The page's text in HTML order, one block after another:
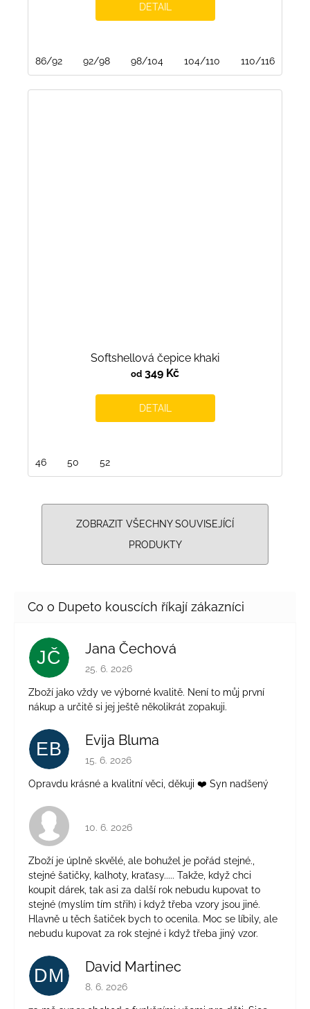
DETAIL
86/92 92/98 98/104 104/110 110/116
Softshellová čepice khaki
od 349 Kč
DETAIL
46 50 52
ZOBRAZIT VŠECHNY SOUVISEJÍCÍ
PRODUKTY
JČ Jana Čechová
Hodnocení obchodu je 5 z 5 hvězdiček.
25. 6. 2026
Zboží jako vždy ve výborné kvalitě. Není to můj první
nákup a určitě si jej ještě několikrát zopakuji.
EB Evija Bluma
Hodnocení obchodu je 5 z 5 hvězdiček.
15. 6. 2026
Opravdu krásné a kvalitní věci, děkuji ❤️ Syn nadšený
Hodnocení obchodu je 4 z 5 hvězdiček.
10. 6. 2026
Zboží je úplně skvělé, ale bohužel je pořád stejné.,
stejné šatičky, kalhoty, kraťasy..... Takže, když chci
koupit dárek, tak asi za další rok nebudu kupovat to
stejné (myslím tím střih) i když třeba vzory jsou jiné.
Hlavně u těch šatiček bych to ocenila. Moc se líbily, ale
nebudu kupovat za rok stejné i když třeba jiný vzor.
DM David Martinec
Hodnocení obchodu je 5 z 5 hvězdiček.
8. 6. 2026